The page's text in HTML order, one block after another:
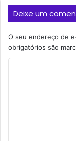
Deixe um
O seu endereço de
obrigatórios são